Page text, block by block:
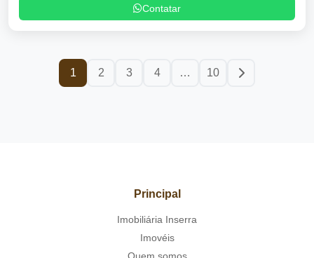
Contatar
1 2 3 4 … 10
Principal
Imobiliária Inserra
Imovéis